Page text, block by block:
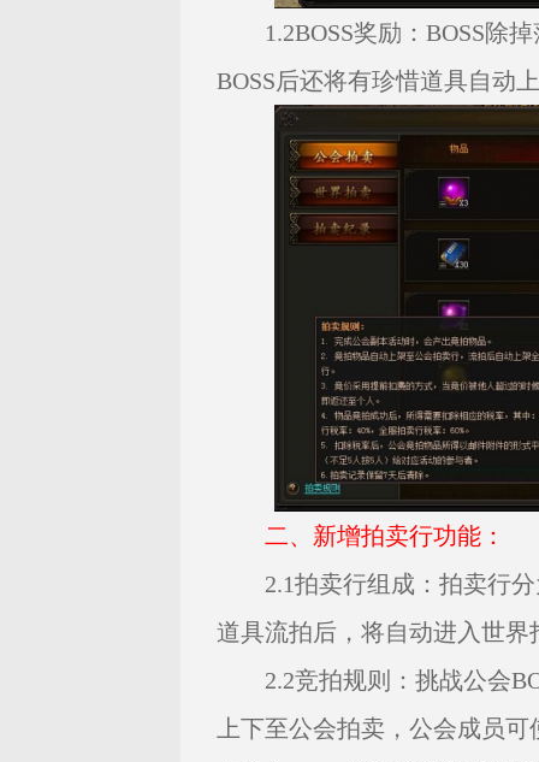
1.2BOSS奖励：BOSS除掉
BOSS后还将有珍惜道具自动
二、新增拍卖行功能：
2.1拍卖行组成：拍卖行分
道具流拍后，将自动进入世界
2.2竞拍规则：挑战公会
上下至公会拍卖，公会成员